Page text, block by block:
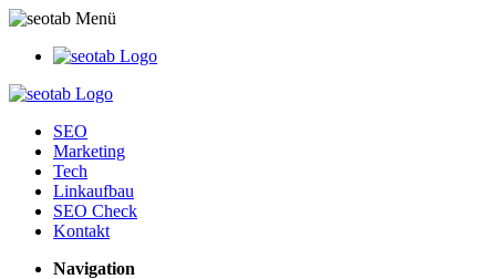
SEO
Marketing
Tech
Linkaufbau
SEO Check
Kontakt
Navigation